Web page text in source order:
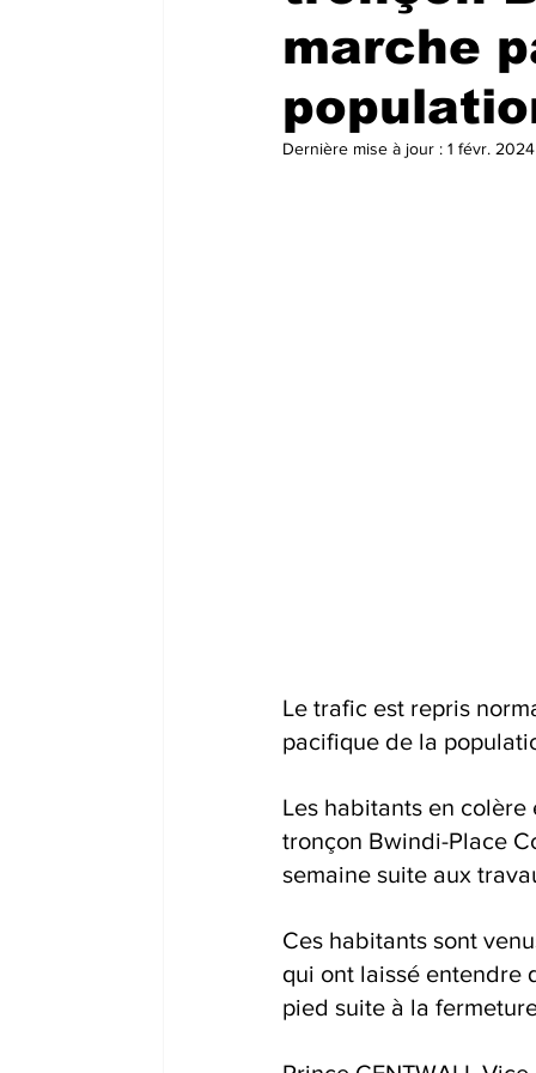
marche
Dernière mise à jour : 1 févr. 2024
Le trafic est repris
pacifique de la
Les habitants en
tronçon Bwindi-Place
semaine suite aux
Ces habitants sont
qui ont laissé entendre
pied suite à la